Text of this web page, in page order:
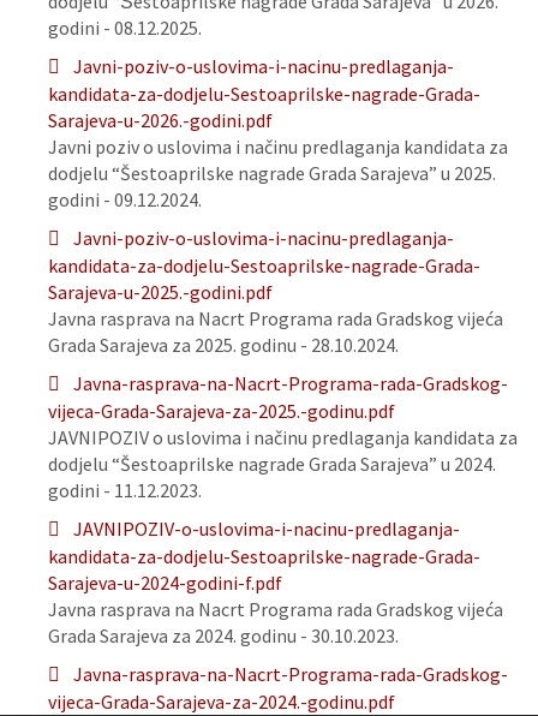
godini - 08.12.2025.
Javni-poziv-o-uslovima-i-nacinu-predlaganja-
kandidata-za-dodjelu-Sestoaprilske-nagrade-Grada-
Sarajeva-u-2026.-godini.pdf
Javni poziv o uslovima i načinu predlaganja kandidata za
dodjelu “Šestoaprilske nagrade Grada Sarajeva” u 2025.
godini - 09.12.2024.
Javni-poziv-o-uslovima-i-nacinu-predlaganja-
kandidata-za-dodjelu-Sestoaprilske-nagrade-Grada-
Sarajeva-u-2025.-godini.pdf
Javna rasprava na Nacrt Programa rada Gradskog vijeća
Grada Sarajeva za 2025. godinu - 28.10.2024.
Javna-rasprava-na-Nacrt-Programa-rada-Gradskog-
vijeca-Grada-Sarajeva-za-2025.-godinu.pdf
JAVNIPOZIV o uslovima i načinu predlaganja kandidata za
dodjelu “Šestoaprilske nagrade Grada Sarajeva” u 2024.
godini - 11.12.2023.
JAVNIPOZIV-o-uslovima-i-nacinu-predlaganja-
kandidata-za-dodjelu-Sestoaprilske-nagrade-Grada-
Sarajeva-u-2024-godini-f.pdf
Javna rasprava na Nacrt Programa rada Gradskog vijeća
Grada Sarajeva za 2024. godinu - 30.10.2023.
Javna-rasprava-na-Nacrt-Programa-rada-Gradskog-
vijeca-Grada-Sarajeva-za-2024.-godinu.pdf